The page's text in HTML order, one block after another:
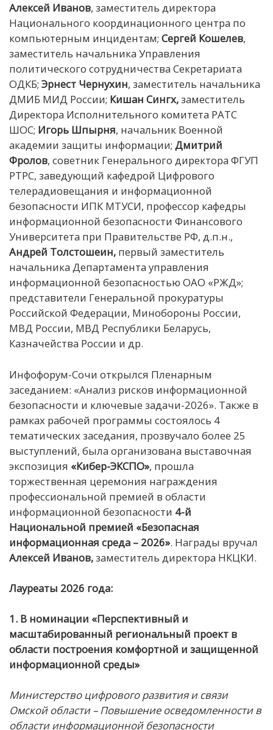
Алексей Иванов, заместитель директора
Национального координационного центра по
компьютерным инцидентам; Сергей Кошелев,
заместитель начальника Управления
политического сотрудничества Секретариата
ОДКБ; Эрнест Чернухин, заместитель начальника
ДМИБ МИД России; Кишан Сингх,заместитель
Директора Исполнительного комитета РАТС
ШОС; Игорь Шпырня, начальник Военной
академии защиты информации; Дмитрий
Фролов, советник Генерального директора ФГУП
РТРС, заведующий кафедрой Цифрового
телерадиовещания и информационной
безопасности ИПК МТУСИ, профессор кафедры
информационной безопасности Финансового
Университета при Правительстве РФ, д.п.н.,
Андрей Толстошеин, первый заместитель
начальника Департамента управления
информационной безопасностью ОАО «РЖД»;
представители Генеральной прокуратуры
Российской Федерации, Минобороны России,
МВД России, МВД Республики Беларусь,
Казначейства России и др.
Инфофорум-Сочи открылся Пленарным
заседанием: «Анализ рисков информационной
безопасности и ключевые задачи-2026». Также в
рамках рабочей программы состоялось 4
тематических заседания, прозвучало более 25
выступлений, была организована выставочная
экспозиция «Кибер-ЭКСПО», прошла
торжественная церемония награждения
профессиональной премией в области
информационной безопасности 4-й
Национальной премией «Безопасная
информационная среда – 2026». Награды вручал
Алексей Иванов,заместитель директора НКЦКИ.
Лауреаты 2026 года:
1. В номинации «Перспективный и
масштабированный региональный проект в
области построения комфортной и защищенной
информационной среды»
Министерство цифрового развития и связи
Омской области – Повышение осведомленности в
области информационной безопасности